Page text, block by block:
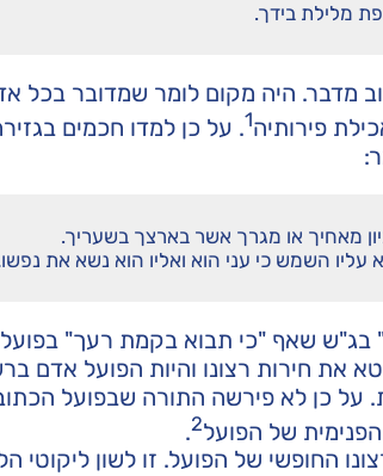
מלילת בידך.
מדבר. היה מקום לומר שמדובר בכל
פירותיה1. על כן למדו חכמים
מאחיך או מגרך אשר בארצך בשעריך.
עליו השמש כי עני הוא ואליו הוא נשא את
בג"ש שאף "כי תבוא בקמת רעך"
את חירות רצונו והיות הפועל אדם
כן לא פירשה התורה שבפועל הכתוב
של הפועל2
.
החופשי של הפועל. זו לשון ליקוטי